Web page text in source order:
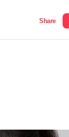
Share